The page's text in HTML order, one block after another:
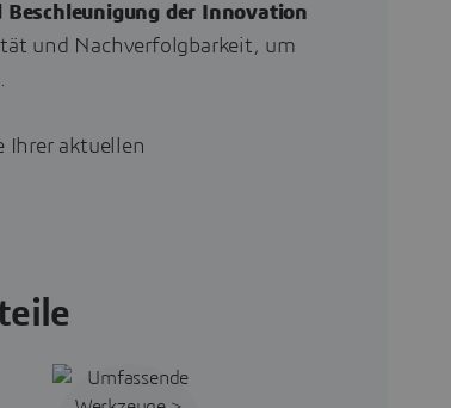
der Innovation
und Nachverfolgbarkeit, um
Ihrer aktuellen